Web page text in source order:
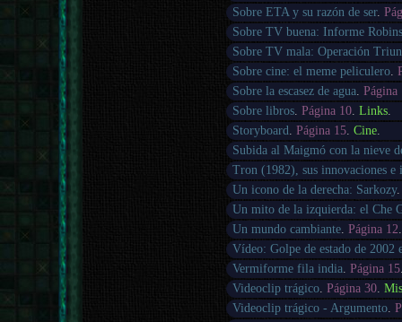
Sobre ETA y su razón de ser.
Sobre TV buena: Informe
Sobre TV mala: Operación
Sobre cine: el meme peliculero .
Sobre la escasez de agua .Página
Sobre libros .Página 10 .Links
Storyboard
.Página 15 .Cine
Subida al Maigmó con la nieve
Tron (1982), sus innovaciones e
Un icono de la derecha: Sarkozy
Un mito de la izquierda: el Che
Un mundo cambiante .Página 12
Vídeo: Golpe de estado de 2002
Vermiforme fila india .Página 15
Videoclip trágico .Página 30 .
Videoclip trágico - Argumento .